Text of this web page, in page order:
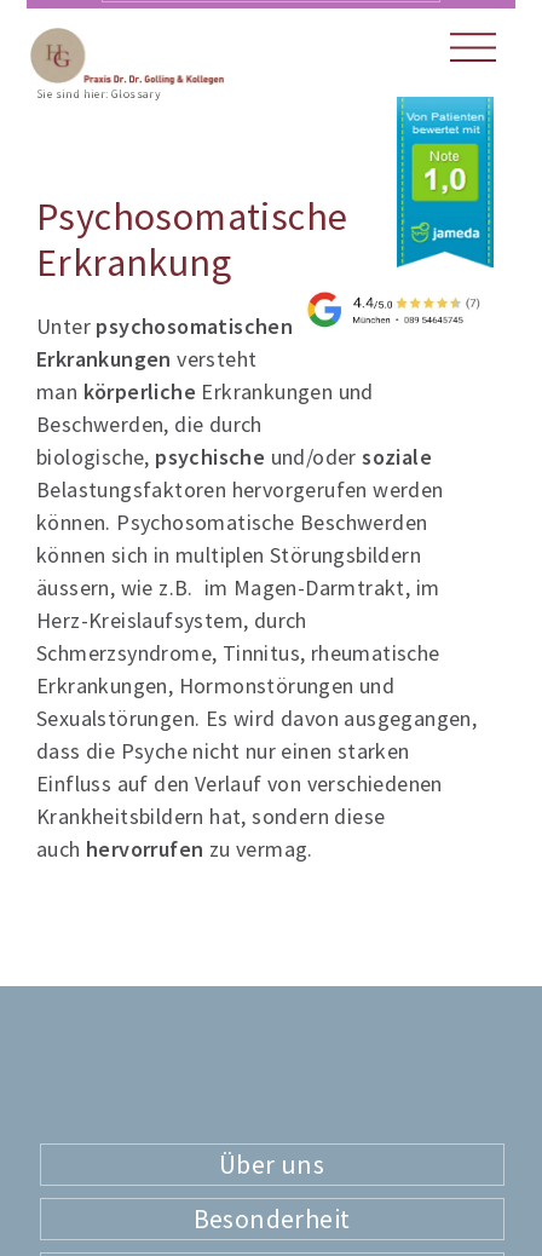
Sie sind hier:Glossary
Psychosomatische
Erkrankung
Unter psychosomatischen
Erkrankungen versteht
man körperliche Erkrankungen und
Beschwerden, die durch
biologische, psychische und/odersoziale
Belastungsfaktoren hervorgerufen werden
können. Psychosomatische Beschwerden
können sich in multiplen Störungsbildern
äussern, wie z.B. im Magen-Darmtrakt, im
Herz-Kreislaufsystem, durch
Schmerzsyndrome, Tinnitus, rheumatische
Erkrankungen, Hormonstörungen und
Sexualstörungen. Es wird davon ausgegangen,
dass die Psyche nicht nur einen starken
Einfluss auf den Verlauf von verschiedenen
Krankheitsbildern hat, sondern diese
auch hervorrufen zu vermag.
Über uns
Besonderheit